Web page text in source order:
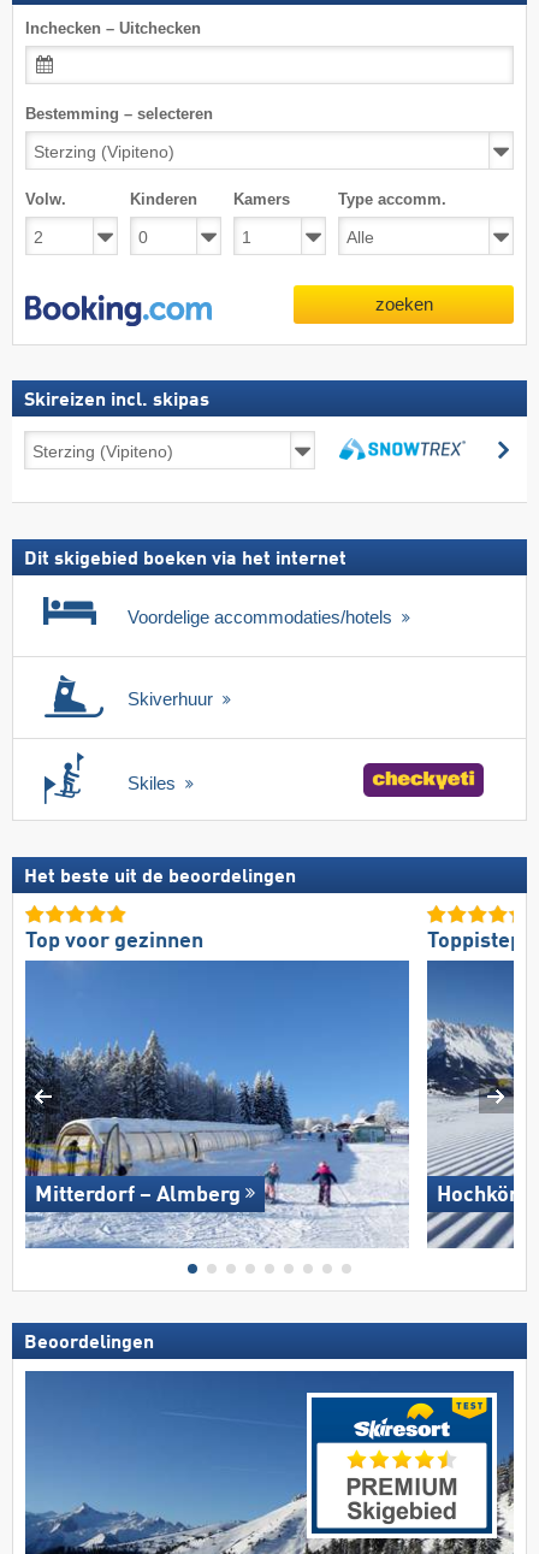
Inchecken – Uitchecken
Bestemming – selecteren
Volw. Kinderen Kamers Type accomm.
zoeken
Skireizen incl. skipas
Skireizen
incl.
Dit skigebied boeken via het internet
Voordelige accommodaties/hotels
Skiverhuur
Skiles
Het beste uit de beoordelingen
Top voor gezinnen
Mitterdorf – Almberg Hochkönig
Beoordelingen